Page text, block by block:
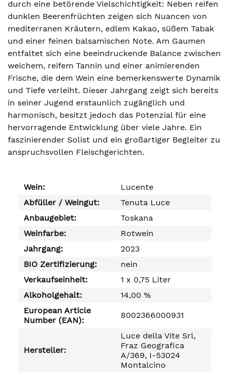
durch eine betörende Vielschichtigkeit: Neben reifen
dunklen Beerenfrüchten zeigen sich Nuancen von
mediterranen Kräutern, edlem Kakao, süßem Tabak
und einer feinen balsamischen Note. Am Gaumen
entfaltet sich eine beeindruckende Balance zwischen
weichem, reifem Tannin und einer animierenden
Frische, die dem Wein eine bemerkenswerte Dynamik
und Tiefe verleiht. Dieser Jahrgang zeigt sich bereits
in seiner Jugend erstaunlich zugänglich und
harmonisch, besitzt jedoch das Potenzial für eine
hervorragende Entwicklung über viele Jahre. Ein
faszinierender Solist und ein großartiger Begleiter zu
anspruchsvollen Fleischgerichten.
Wein:
Lucente
Abfüller / Weingut:
Tenuta Luce
Anbaugebiet:
Toskana
Weinfarbe:
Rotwein
Jahrgang:
2023
BIO Zertifizierung:
nein
Verkaufseinheit:
1 x 0,75 Liter
Alkoholgehalt:
14,00 %
European Article
Number (EAN):
8002366000931
Hersteller:
Luce della Vite Srl,
Fraz Geografica
A/369, I-53024
Montalcino